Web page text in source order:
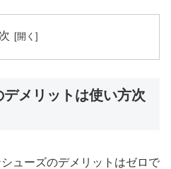
メリットは使い方次
ューズのデメリットはゼロで